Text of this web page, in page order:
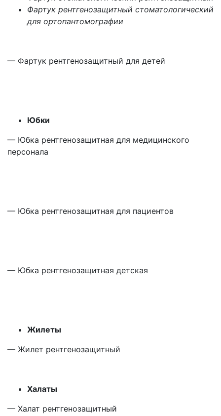
Фартук рентгенозащитный стоматологический
для ортопантомографии
— Фартук рентгенозащитный для детей
Юбки
— Юбка рентгенозащитная для медицинского
персонала
— Юбка рентгенозащитная для пациентов
— Юбка рентгенозащитная детская
Жилеты
— Жилет рентгенозащитный
Халаты
— Халат рентгенозащитный